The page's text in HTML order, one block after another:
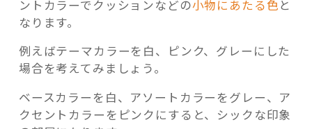
ントカラーでクッションなどの小物にあたる色と
なります。
例えばテーマカラーを白、ピンク、グレーにした
場合を考えてみましょう。
ベースカラーを白、アソートカラーをグレー、ア
クセントカラーをピンクにすると、シックな印象